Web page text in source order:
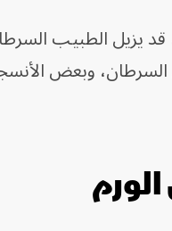
يزيل الطبيب
السرطان، وبعض